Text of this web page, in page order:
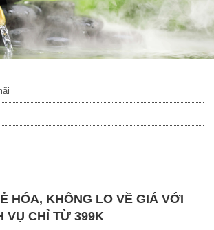
HÓA, KHÔNG LO VỀ GIÁ VỚI
VỤ CHỈ TỪ 399K